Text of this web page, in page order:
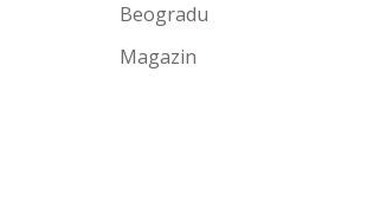
Beogradu
Magazin